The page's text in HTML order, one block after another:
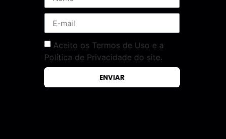
Aceito os Termos de Uso e a
Política de Privacidade do site.
ENVIAR